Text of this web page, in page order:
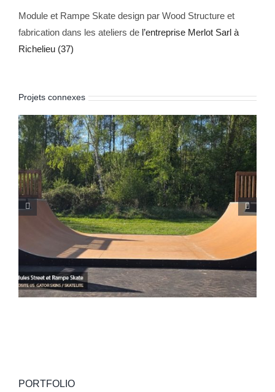
Module et Rampe Skate design par Wood Structure et
fabrication dans les ateliers de l’entreprise Merlot Sarl à
Richelieu (37)
Projets connexes
Skatepark de Ghisonaccia (Corse 2B)
PORTFOLIO